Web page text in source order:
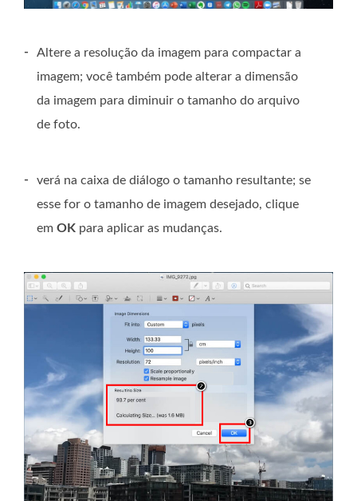
-
Altere a resolução da imagem para compactar a
imagem; você também pode alterar a dimensão
da imagem para diminuir o tamanho do arquivo
de foto.
-
verá na caixa de diálogo o tamanho resultante; se
esse for o tamanho de imagem desejado, clique
em OK para aplicar as mudanças.